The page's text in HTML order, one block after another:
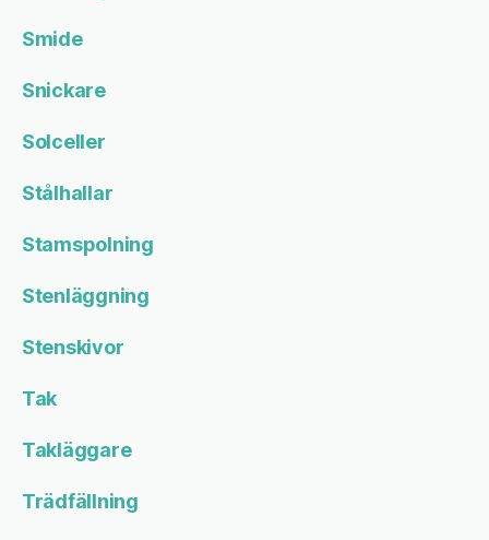
Smide
Snickare
Solceller
Stålhallar
Stamspolning
Stenläggning
Stenskivor
Tak
Takläggare
Trädfällning